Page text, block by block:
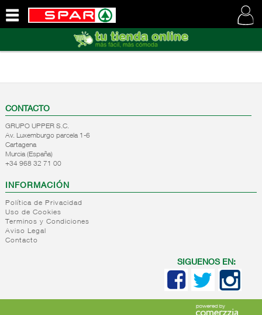
SOMOS
CONTACTO
GRUPO UPPER S.C.
Av. Luxemburgo parcela 1-6
Cartagena
Murcia (España)
+34 968 32 71 00
INFORMACIÓN
Política de Privacidad
Uso de Cookies
Terminos y Condiciones
Aviso Legal
Contacto
SIGUENOS EN: